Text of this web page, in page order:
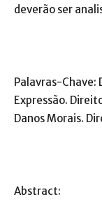
deverão ser
Palavras-Chave:
Expressão.
Danos Morais.
Abstract: